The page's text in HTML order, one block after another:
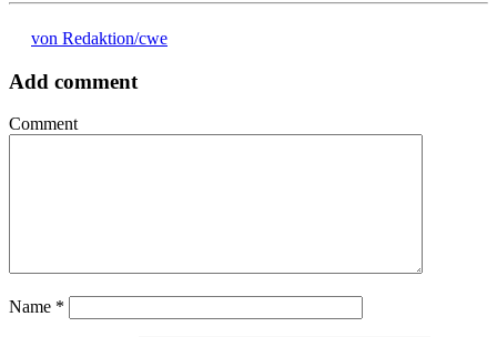
von Redaktion/cwe
Add comment
Comment
Name *